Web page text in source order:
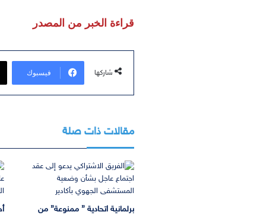
قراءة الخبر من المصدر
شاركها فيسبوك
مقالات ذات صلة
برلمانية اتحادية ” ممنوعة” من